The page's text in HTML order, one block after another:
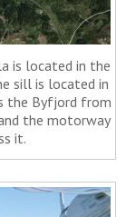
is located in the
sill is located in
the Byfjord from
the motorway
it.